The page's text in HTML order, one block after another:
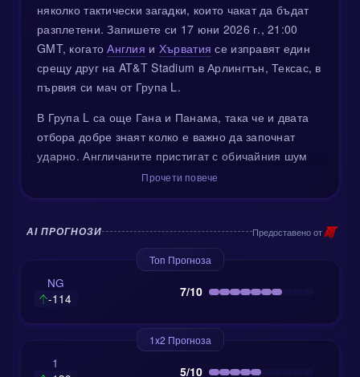
няколко тактически загадки, които чакат да бъдат
разплетени. Запишете си 17 юни 2026 г., 21:00
GMT, когатоАнглия и Хърватия се изправят един
срещу друг на AT&T Stadium в Арлингтън, Тексас, в
първия си мач от Група L.
В Група L са още Гана и Панама, така че и двата
отбора добре знаят колко е важно да започнат
ударно. Англичаните пристигат с обичайния шум
около себе си, но и със солидна подготовка зад
голмайсторите бяха Деклан Райс, Антъни Гордън и
Оли Уоткинс. След това Тухел уреди закрита
тренировъчна игра срещу Miami United, за да
доизпипа статичните положения и да даде минути
на играчите, които имаха нужда от ритъм.
Все пак въпросителните не липсват. Букайо Сака
продължава да се пази заради проблем с ахилеса
Прочети повече
AI ПРОГНОЗИ Предоставено от
Топ Прогноза
NG
-114
7/10
1x2 Прогноза
1
5/10